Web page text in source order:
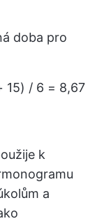
doba pro
15) / 6 = 8,67
k
a